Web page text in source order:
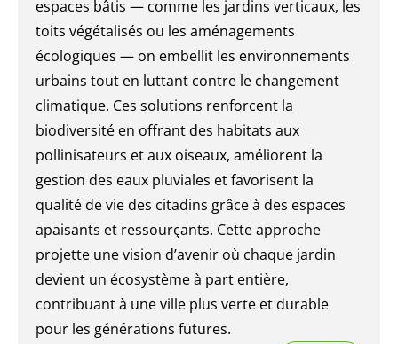
espaces bâtis — comme les jardins verticaux, les
toits végétalisés ou les aménagements
écologiques — on embellit les environnements
urbains tout en luttant contre le changement
climatique. Ces solutions renforcent la
biodiversité en offrant des habitats aux
pollinisateurs et aux oiseaux, améliorent la
gestion des eaux pluviales et favorisent la
qualité de vie des citadins grâce à des espaces
apaisants et ressourçants. Cette approche
projette une vision d’avenir où chaque jardin
devient un écosystème à part entière,
contribuant à une ville plus verte et durable
pour les générations futures.